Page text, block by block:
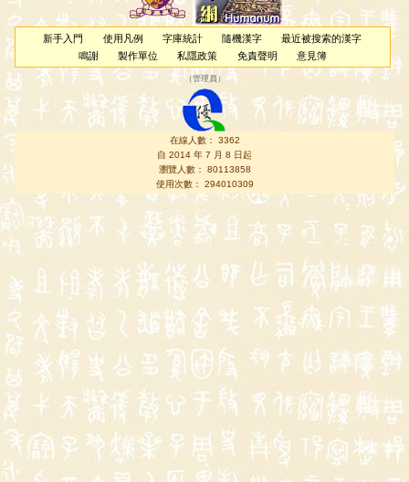
新手入門 使用凡例 字庫統計 隨機漢字
最近被搜索的漢字
鳴謝
製作單位 私隱政策 免責聲明 意見簿
（管理員 ）
在線人數： 3362
自 2014 年 7 月 8 日起
瀏覽人數： 80113858
使用次數： 294010309